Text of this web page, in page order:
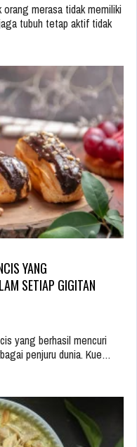
merasa tidak memiliki
tubuh tetap aktif tidak
YANG
SETIAP GIGITAN
yang berhasil mencuri
penjuru dunia. Kue…